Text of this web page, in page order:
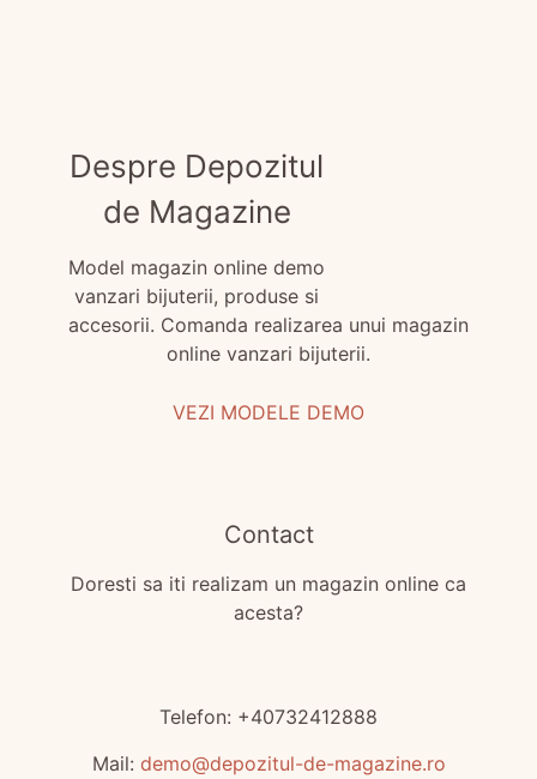
Despre Depozitul
de Magazine
Model magazin online demo
vanzari bijuterii, produse si
accesorii. Comanda realizarea unui magazin
online vanzari bijuterii.
VEZI MODELE DEMO
Contact
Doresti sa iti realizam un magazin online ca
acesta?
Telefon: +40732412888
Mail: demo@depozitul-de-magazine.ro